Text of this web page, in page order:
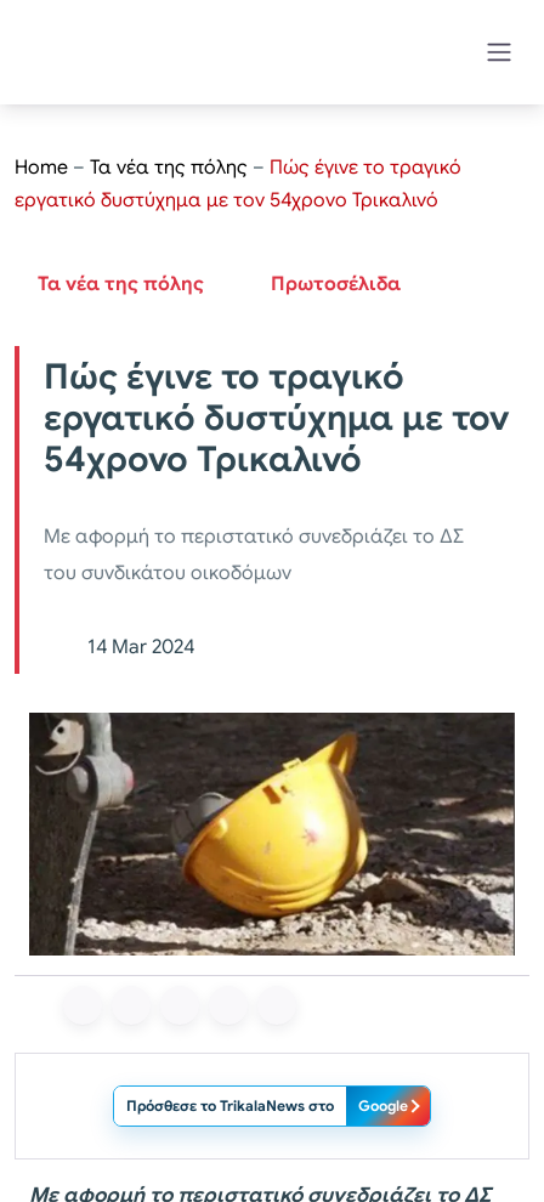
Home – Τα νέα της πόλης – Πώς έγινε το τραγικό
εργατικό δυστύχημα με τον 54χρονο Τρικαλινό
Τα νέα της πόλης Πρωτοσέλιδα
Πώς έγινε το τραγικό
εργατικό δυστύχημα με τον
54χρονο Τρικαλινό
Με αφορμή το περιστατικό συνεδριάζει το ΔΣ
του συνδικάτου οικοδόμων
14 Mar 2024
Πρόσθεσε το TrikalaNews στο Google
Με αφορμή το περιστατικό συνεδριάζει το ΔΣ